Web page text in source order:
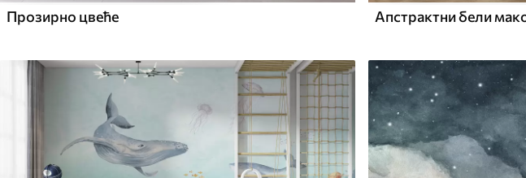
Прозирно цвеће